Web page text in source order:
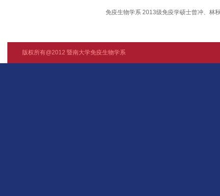
免疫生物学系 2013级免疫学硕士曾冲、林
版权所有@2012 暨南大学免疫生物学系